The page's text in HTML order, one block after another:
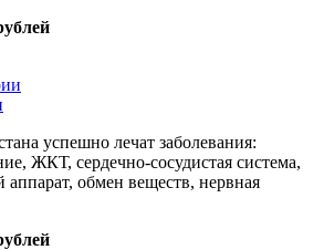
успешно лечат заболевания:
ЖКТ, сердечно-сосудистая система,
аппарат, обмен веществ, нервная